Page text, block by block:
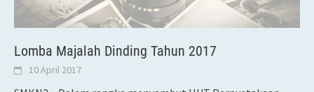
Lomba Majalah Dinding Tahun 2017
10 April 2017